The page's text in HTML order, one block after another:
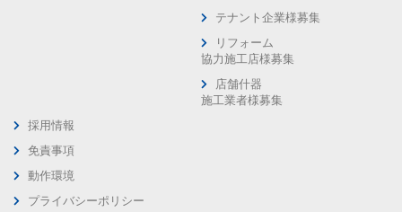
テナント企業様募集
リフォーム
協力施工店様募集
店舗什器
施工業者様募集
採用情報
免責事項
動作環境
プライバシーポリシー